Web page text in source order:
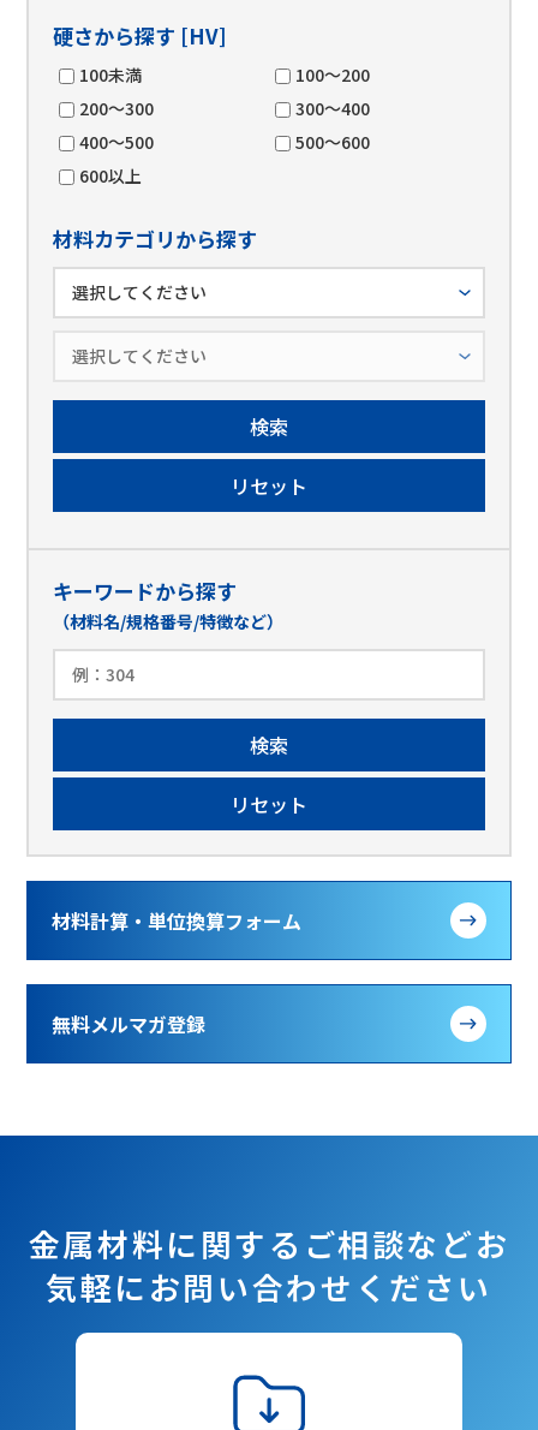
硬さから探す [HV]
100未満
100～200
200～300
300～400
400～500
500～600
600以上
材料カテゴリから探す
キーワードから探す
（材料名/規格番号/特徴など）
材料計算・単位換算フォーム
無料メルマガ登録
金属材料に関するご相談などお
気軽にお問い合わせください